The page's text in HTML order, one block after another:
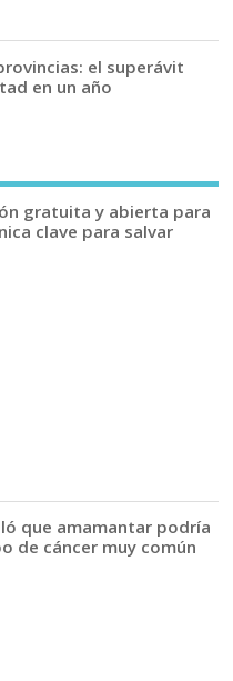
el superávit
en un año
gratuita y abierta para
clave para salvar
que amamantar podría
de cáncer muy común